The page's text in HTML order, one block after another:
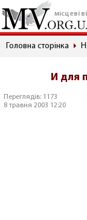
місцеві
Головна сторінка
И для
Переглядів: 1173
8 травня 2003 12:20